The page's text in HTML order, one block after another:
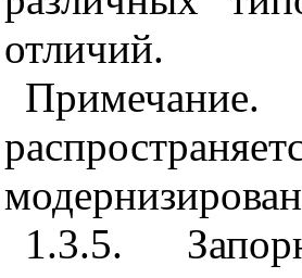
отличий.
1.3.5.